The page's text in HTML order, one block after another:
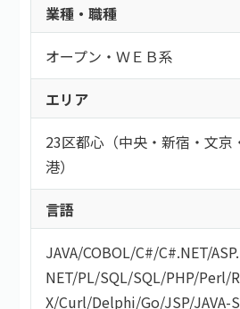
業種・職種
オープン・ＷＥＢ系
エリア
23区都心（中央・新宿・文京
港）
言語
JAVA/COBOL/C#/C#.NET/
NET/PL/SQL/SQL/PHP/Perl/
X/Curl/Delphi/Go/JSP/JAVA-